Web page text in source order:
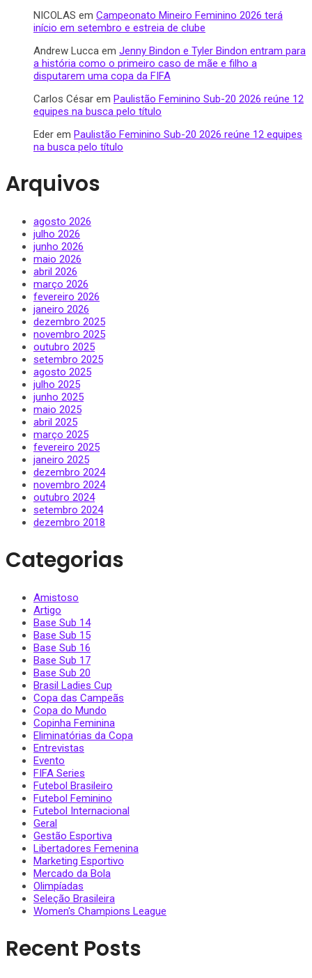
NICOLAS em Campeonato Mineiro Feminino 2026 terá
início em setembro e estreia de clube
Andrew Lucca em Jenny Bindon e Tyler Bindon entram para
a história como o primeiro caso de mãe e filho a
disputarem uma copa da FIFA
Carlos César em Paulistão Feminino Sub-20 2026 reúne 12
equipes na busca pelo título
Eder em Paulistão Feminino Sub-20 2026 reúne 12 equipes
na busca pelo título
Arquivos
agosto 2026
julho 2026
junho 2026
maio 2026
abril 2026
março 2026
fevereiro 2026
janeiro 2026
dezembro 2025
novembro 2025
outubro 2025
setembro 2025
agosto 2025
julho 2025
junho 2025
maio 2025
abril 2025
março 2025
fevereiro 2025
janeiro 2025
dezembro 2024
novembro 2024
outubro 2024
setembro 2024
dezembro 2018
Categorias
Amistoso
Artigo
Base Sub 14
Base Sub 15
Base Sub 16
Base Sub 17
Base Sub 20
Brasil Ladies Cup
Copa das Campeãs
Copa do Mundo
Copinha Feminina
Eliminatórias da Copa
Entrevistas
Evento
FIFA Series
Futebol Brasileiro
Futebol Feminino
Futebol Internacional
Geral
Gestão Esportiva
Libertadores Femenina
Marketing Esportivo
Mercado da Bola
Olimpíadas
Seleção Brasileira
Women's Champions League
Recent Posts